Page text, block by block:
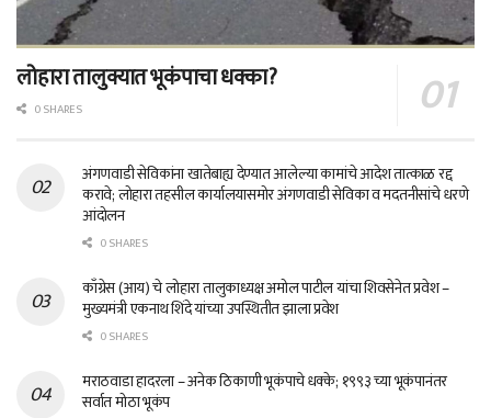
लोहारा तालुक्यात भूकंपाचा धक्का?
0 SHARES
अंगणवाडी सेविकांना खातेबाह्य देण्यात आलेल्या कामांचे आदेश तात्काळ रद्द
करावे; लोहारा तहसील कार्यालयासमोर अंगणवाडी सेविका व मदतनीसांचे धरणे
आंदोलन
0 SHARES
काँग्रेस (आय) चे लोहारा तालुकाध्यक्ष अमोल पाटील यांचा शिवसेनेत प्रवेश –
मुख्यमंत्री एकनाथ शिंदे यांच्या उपस्थितीत झाला प्रवेश
0 SHARES
मराठवाडा हादरला – अनेक ठिकाणी भूकंपाचे धक्के; १९९३ च्या भूकंपानंतर
सर्वात मोठा भूकंप